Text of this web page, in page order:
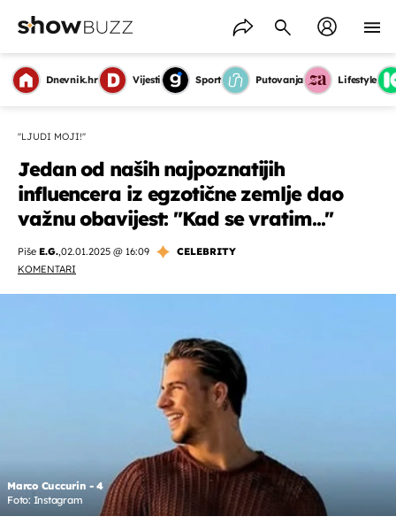
Dnevnik.hr Vijesti Sport Putovanja Lifestyle
''LJUDI MOJI!''
Jedan od naših najpoznatijih
influencera iz egzotične zemlje dao
važnu obavijest: ''Kad se vratim...''
Piše E.G.,02.01.2025 @ 16:09
CELEBRITY
KOMENTARI
Marco Cuccurin - 4
Foto: Instagram
OMOGUĆI OBAVIJESTI